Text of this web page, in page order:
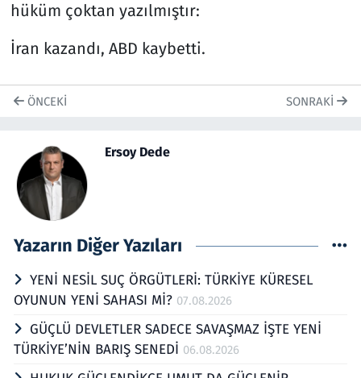
hüküm çoktan yazılmıştır:
İran kazandı, ABD kaybetti.
ÖNCEKI SONRAKI
Ersoy Dede
Yazarın Diğer Yazıları
YENİ NESİL SUÇ ÖRGÜTLERİ: TÜRKİYE KÜRESEL
OYUNUN YENİ SAHASI Mİ? 07.08.2026
GÜÇLÜ DEVLETLER SADECE SAVAŞMAZ İŞTE YENİ
TÜRKİYE’NİN BARIŞ SENEDİ 06.08.2026